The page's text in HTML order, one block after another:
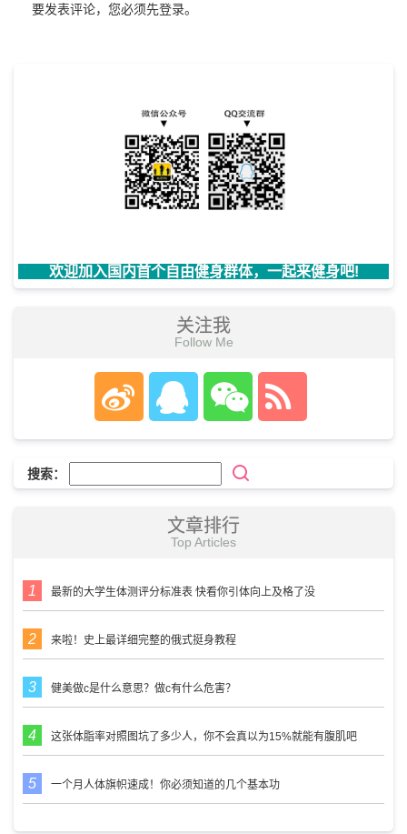
要发表评论，您必须先登录。
欢迎加入国内首个自由健身群体，一起来健身吧!
关注我
Follow Me
搜索：
文章排行
Top Articles
最新的大学生体测评分标准表 快看你引体向上及格了没
来啦！史上最详细完整的俄式挺身教程
健美做c是什么意思？做c有什么危害？
这张体脂率对照图坑了多少人，你不会真以为15%就能有腹肌吧
一个月人体旗帜速成！你必须知道的几个基本功